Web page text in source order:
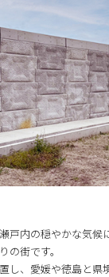
戸内の穏やかな気候
の街です。
し、愛媛や徳島と県